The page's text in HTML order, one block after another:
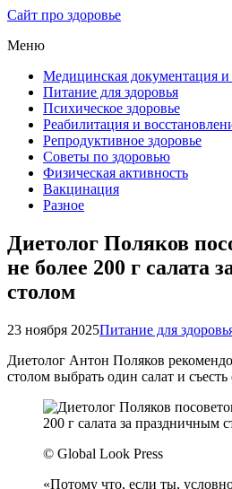
Сайт про здоровье
Меню
Медицинская документация и
Питание для здоровья
Психическое здоровье
Реабилитация и
Репродуктивное здоровье
Советы по здоровью
Физическая активность
Вакцинация
Разное
Диетолог Поляков
не более 200 г салата
столом
23 ноября 2025Питание для
Диетолог Антон Поляков
столом выбрать один салат и съесть
© Global Look Press
«Потому что, если ты,